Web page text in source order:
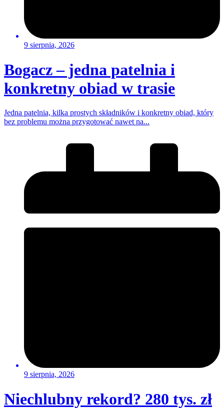
9 sierpnia, 2026
Bogacz – jedna patelnia i
konkretny obiad w trasie
Jedna patelnia, kilka prostych składników i konkretny obiad, który
bez problemu można przygotować nawet na...
9 sierpnia, 2026
Niechlubny rekord? 280 tys. zł